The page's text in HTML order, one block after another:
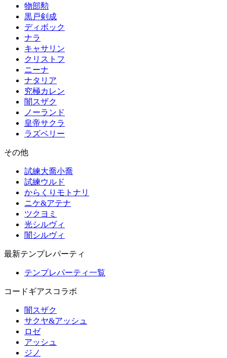
物部勲
黒戸剣成
ディボック
ナラ
キャサリン
クリストフ
ニーナ
ナタリア
究極カレン
闇スザク
ノーランド
皇帝サクラ
ラズベリー
その他
試練大喬小喬
試練ウルド
からくりモトナリ
ニケ&アテナ
ツクヨミ
光シルヴィ
闇シルヴィ
最新テンプレパーティ
テンプレパーティ一覧
コードギアスコラボ
闇スザク
サクヤ&アッシュ
ロゼ
アッシュ
ジノ